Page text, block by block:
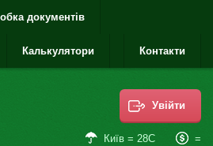
документів
Калькулятори Контакти
Увійти
Київ = 28С =